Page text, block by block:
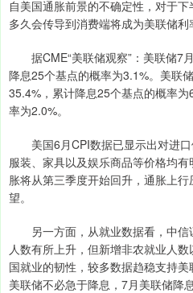
自美国通胀前景的不确定性，对于
多久会传导到消费端将成为美联储利
据CME“美联储观察”：美联储7
降息25个基点的概率为3.1%。美联
35.4%，累计降息25个基点的概率
率为2.0%。
美国6月CPI数据已显示出对进口
服装、家具以及娱乐商品等价格均
胀将从第三季度开始回升，通胀上
望。
另一方面，从就业数据看，中信
人数有所上升，但新增非农就业人
国就业的韧性，较多数据趋稳支持美
美联储不必急于降息，7月美联储降